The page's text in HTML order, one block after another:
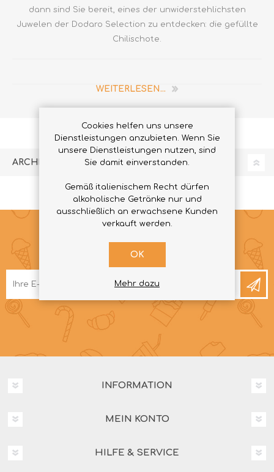
dann sind Sie bereit, eines der unwiderstehlichsten
Juwelen der Dodaro Selection zu entdecken: die gefüllte
Chilischote.
WEITERLESEN...
ARCHIVE
NEWSLETTER
INFORMATION
MEIN KONTO
HILFE & SERVICE
Cookies helfen uns unsere
Dienstleistungen anzubieten. Wenn Sie
unsere Dienstleistungen nutzen, sind
Sie damit einverstanden.
Gemäß italienischem Recht dürfen
alkoholische Getränke nur und
ausschließlich an erwachsene Kunden
verkauft werden.
OK
Mehr dazu